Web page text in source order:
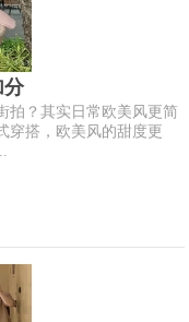
分
拍？其实日常欧美风更简
穿搭，欧美风的甜度更